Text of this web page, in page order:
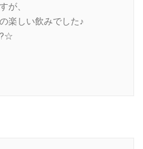
が、
楽しい飲みでした♪
?☆